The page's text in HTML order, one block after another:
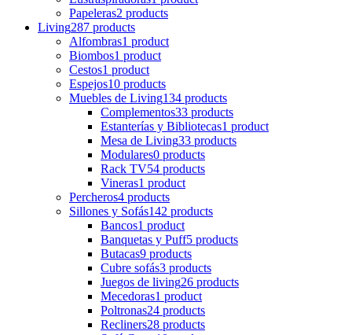
Papeleras2 products
Living287 products
Alfombras1 product
Biombos1 product
Cestos1 product
Espejos10 products
Muebles de Living134 products
Complementos33 products
Estanterías y Bibliotecas1 product
Mesa de Living33 products
Modulares0 products
Rack TV54 products
Vineras1 product
Percheros4 products
Sillones y Sofás142 products
Bancos1 product
Banquetas y Puff5 products
Butacas9 products
Cubre sofás3 products
Juegos de living26 products
Mecedoras1 product
Poltronas24 products
Recliners28 products